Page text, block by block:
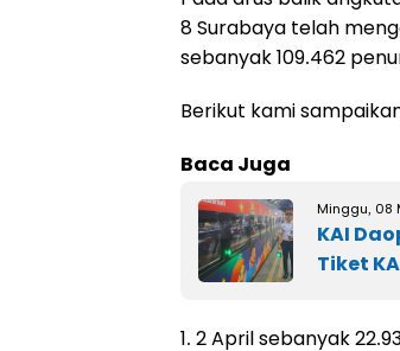
8 Surabaya telah
sebanyak 109.462
Berikut kami
Baca Juga
Minggu, 08
KAI
Tiket
1. 2 April sebanyak